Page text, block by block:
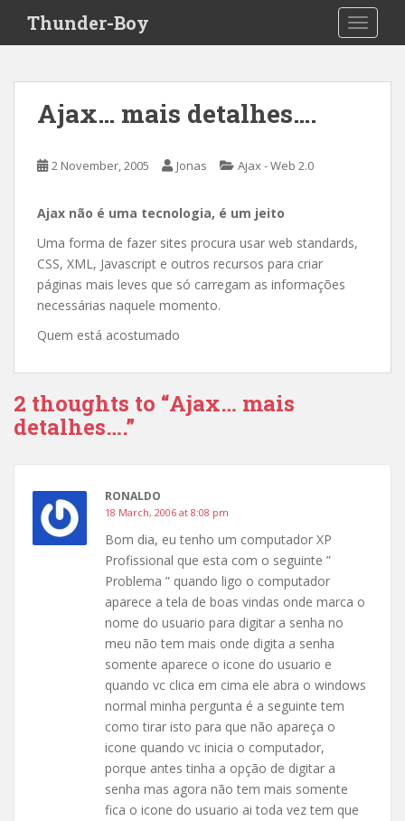
i
Thunder-Boy
Ajax… mais detalhes….
2 November, 2005 Jonas Ajax - Web 2.0
Ajax não é uma tecnologia, é um jeito
Uma forma de fazer sites procura usar web standards,
CSS, XML, Javascript e outros recursos para criar
páginas mais leves que só carregam as informações
necessárias naquele momento.
Quem está acostumado
2 thoughts to “Ajax… mais
detalhes….”
RONALDO
18 March, 2006 at 8:08 pm
Bom dia, eu tenho um computador XP
Profissional que esta com o seguinte ”
Problema ” quando ligo o computador
aparece a tela de boas vindas onde marca o
nome do usuario para digitar a senha no
meu não tem mais onde digita a senha
somente aparece o icone do usuario e
quando vc clica em cima ele abra o windows
normal minha pergunta é a seguinte tem
como tirar isto para que não apareça o
icone quando vc inicia o computador,
porque antes tinha a opção de digitar a
senha mas agora não tem mais somente
fica o icone do usuario ai toda vez tem que